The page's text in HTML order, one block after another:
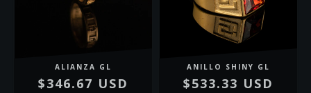
ALIANZA GL
$346.67 USD
ANILLO SHINY GL
$533.33 USD